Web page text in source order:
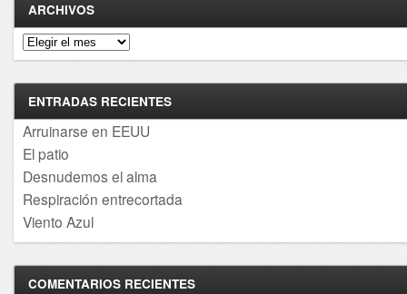
ARCHIVOS
Archivos
ENTRADAS RECIENTES
Arruinarse en EEUU
El patio
Desnudemos el alma
Respiración entrecortada
Viento Azul
COMENTARIOS RECIENTES